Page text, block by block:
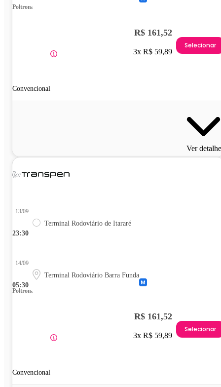
Poltrona
Convencional
R$ 161,52
3x R$ 59,89
Selecionar
Ver
23:30
13/09
Terminal Rodoviário de Itararé
05:30
14/09
Terminal Rodoviário Barra Funda
Poltrona
Convencional
R$ 161,52
3x R$ 59,89
Selecionar